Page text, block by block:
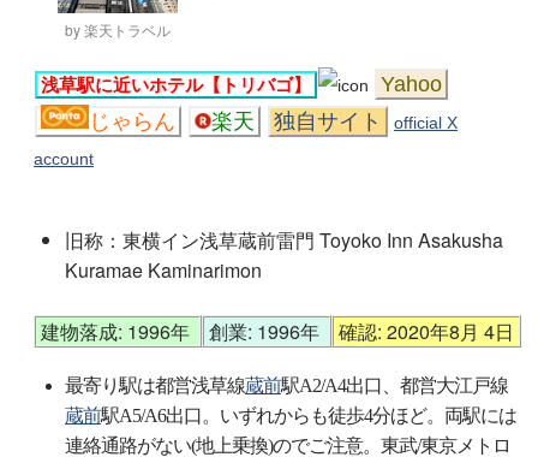
by 楽天トラベル
浅草駅に近いホテル【トリバゴ】
Yahoo
じゃらん
楽天 独自サイト
official X
account
旧称：東横イン浅草蔵前雷門 Toyoko Inn Asakusha
Kuramae Kaminarimon
建物落成: 1996年 創業: 1996年 確認: 2020年8月 4日
最寄り駅は都営浅草線蔵前駅A2/A4出口、都営大江戸線
蔵前駅A5/A6出口。いずれからも徒歩4分ほど。両駅には
連絡通路がない(地上乗換)のでご注意。東武/東京メトロ